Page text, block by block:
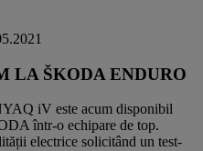
LA ŠKODA ENDURO
iV este acum disponibil
într-o echipare de top.
electrice solicitând un test-